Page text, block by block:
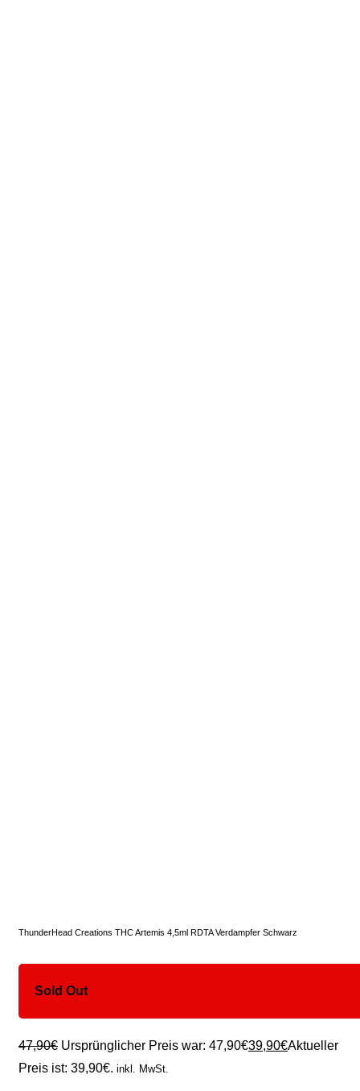
ThunderHead Creations THC Artemis 4,5ml RDTA Verdampfer Schwarz
Sold Out
47,90€ Ursprünglicher Preis war: 47,90€39,90€Aktueller
Preis ist: 39,90€. inkl. MwSt.